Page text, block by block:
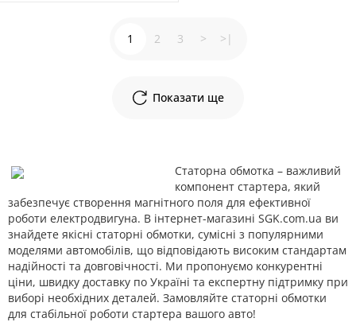
Показати ще
1 2 3 > >|
Статорна обмотка – важливий
компонент стартера, який
забезпечує створення магнітного поля для ефективної
роботи електродвигуна. В інтернет-магазині SGK.com.ua ви
знайдете якісні статорні обмотки, сумісні з популярними
моделями автомобілів, що відповідають високим стандартам
надійності та довговічності. Ми пропонуємо конкурентні
ціни, швидку доставку по Україні та експертну підтримку при
виборі необхідних деталей. Замовляйте статорні обмотки
для стабільної роботи стартера вашого авто!